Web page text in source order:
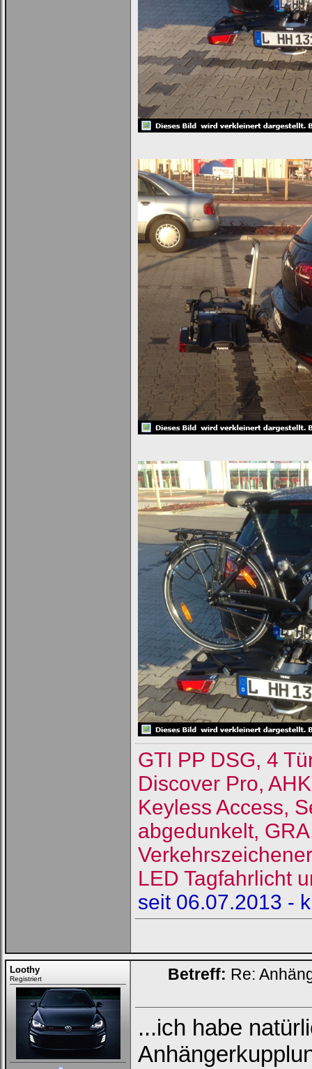
GTI PP DSG, 4
Discover Pro,
Keyless Access,
abgedunkelt,
LED Tagfahrlicht
seit 06.07.2013 -
Loothy
Registriert Betreff: Re:
...ich habe